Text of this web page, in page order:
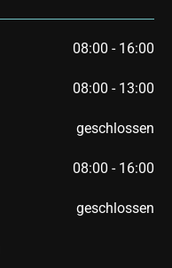
08:00 - 16:00
08:00 - 13:00
geschlossen
08:00 - 16:00
geschlossen